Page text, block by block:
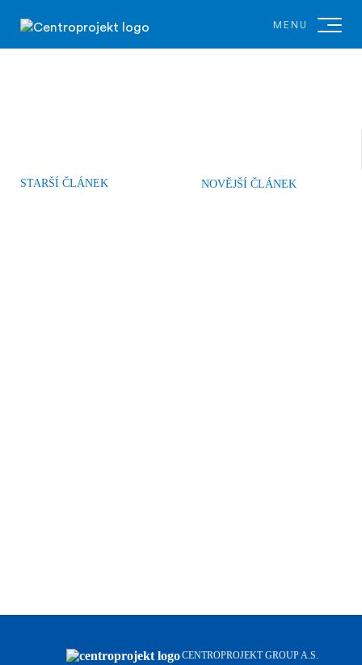
MENU
STARŠÍ ČLÁNEK NOVĚJŠÍ ČLÁNEK
CENTROPROJEKT GROUP A.S.